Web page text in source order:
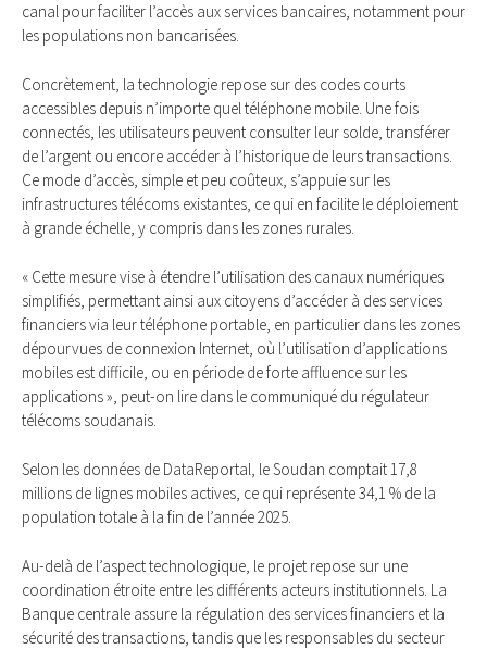
canal pour faciliter l’accès aux services bancaires, notamment pour
les populations non bancarisées.
Concrètement, la technologie repose sur des codes courts
accessibles depuis n’importe quel téléphone mobile. Une fois
connectés, les utilisateurs peuvent consulter leur solde, transférer
de l’argent ou encore accéder à l’historique de leurs transactions.
Ce mode d’accès, simple et peu coûteux, s’appuie sur les
infrastructures télécoms existantes, ce qui en facilite le déploiement
à grande échelle, y compris dans les zones rurales.
« Cette mesure vise à étendre l’utilisation des canaux numériques
simplifiés, permettant ainsi aux citoyens d’accéder à des services
financiers via leur téléphone portable, en particulier dans les zones
dépourvues de connexion Internet, où l’utilisation d’applications
mobiles est difficile, ou en période de forte affluence sur les
applications », peut-on lire dans le communiqué du régulateur
télécoms soudanais.
Selon les données de DataReportal, le Soudan comptait 17,8
millions de lignes mobiles actives, ce qui représente 34,1 % de la
population totale à la fin de l’année 2025.
Au-delà de l’aspect technologique, le projet repose sur une
coordination étroite entre les différents acteurs institutionnels. La
Banque centrale assure la régulation des services financiers et la
sécurité des transactions, tandis que les responsables du secteur